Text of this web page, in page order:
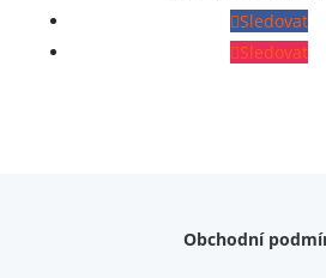
Sledovat
Sledovat
Obchodní